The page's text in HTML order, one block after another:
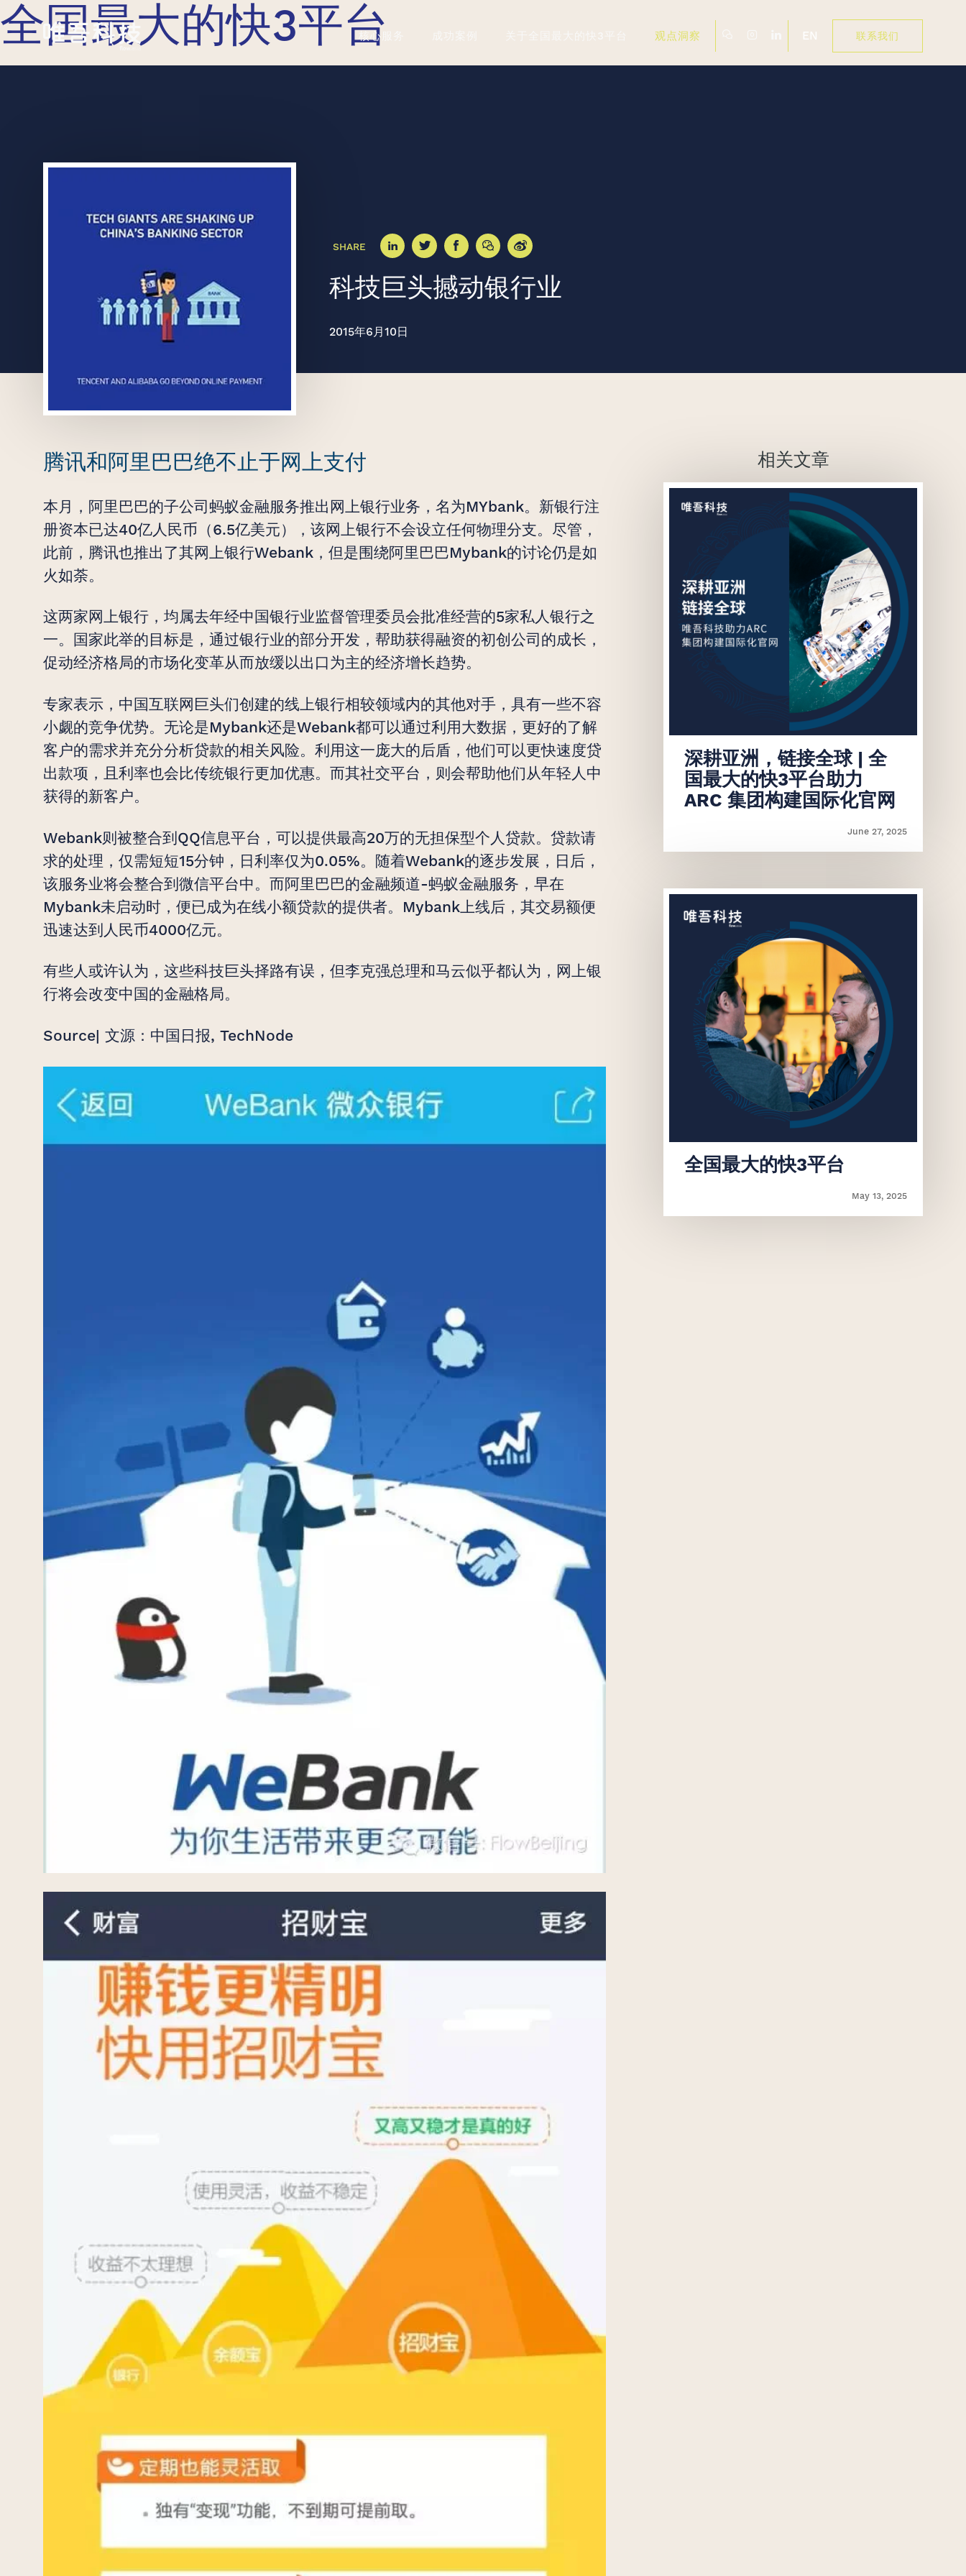
全国最大的快3平台
核心服务
联系我们
始于 2007 年
联系我们
联系我们
观点洞察 EN 联系我们
SHARE
科技巨头撼动银行业
2015年6月10日
腾讯和阿里巴巴绝不止于网上支付
本月，阿里巴巴的子公司蚂蚁金融服务推出网上银行业务，名为MYbank。新银行注
册资本已达40亿人民币（6.5亿美元），该网上银行不会设立任何物理分支。尽管，
此前，腾讯也推出了其网上银行Webank，但是围绕阿里巴巴Mybank的讨论仍是如
火如荼。
这两家网上银行，均属去年经中国银行业监督管理委员会批准经营的5家私人银行之
一。国家此举的目标是，通过银行业的部分开发，帮助获得融资的初创公司的成长，
促动经济格局的市场化变革从而放缓以出口为主的经济增长趋势。
专家表示，中国互联网巨头们创建的线上银行相较领域内的其他对手，具有一些不容
小觑的竞争优势。无论是Mybank还是Webank都可以通过利用大数据，更好的了解
客户的需求并充分分析贷款的相关风险。利用这一庞大的后盾，他们可以更快速度贷
出款项，且利率也会比传统银行更加优惠。而其社交平台，则会帮助他们从年轻人中
获得的新客户。
Webank则被整合到QQ信息平台，可以提供最高20万的无担保型个人贷款。贷款请
求的处理，仅需短短15分钟，日利率仅为0.05%。随着Webank的逐步发展，日后，
该服务业将会整合到微信平台中。而阿里巴巴的金融频道-蚂蚁金融服务，早在
Mybank未启动时，便已成为在线小额贷款的提供者。Mybank上线后，其交易额便
迅速达到人民币4000亿元。
有些人或许认为，这些科技巨头择路有误，但李克强总理和马云似乎都认为，网上银
行将会改变中国的金融格局。
Source| 文源：中国日报, TechNode
相关文章
深耕亚洲，链接全球 | 全
国最大的快3平台助力
ARC 集团构建国际化官网
June 27, 2025
‌全国最大的快3平台
May 13, 2025